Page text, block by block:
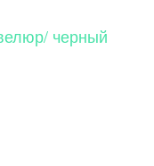
черный